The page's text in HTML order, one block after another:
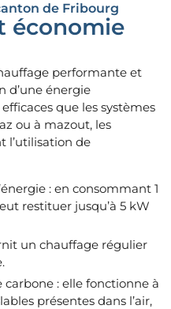
de Fribourg
économie
performante et
d’une énergie
que les systèmes
ou à mazout, les
l’utilisation de
: en consommant 1
restituer jusqu’à 5 kW
un chauffage régulier
: elle fonctionne à
présentes dans l’air,